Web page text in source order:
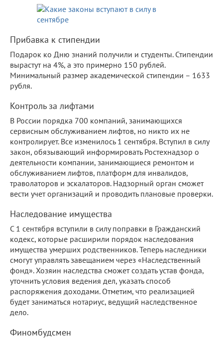
Прибавка к стипендии
Подарок ко Дню знаний получили и студенты. Стипендии
вырастут на 4%, а это примерно 150 рублей.
Минимальный размер академической стипендии – 1633
рубля.
Контроль за лифтами
В России порядка 700 компаний, занимающихся
сервисным обслуживанием лифтов, но никто их не
контролирует. Все изменилось 1 сентября. Вступил в силу
закон, обязывающий информировать Ростехнадзор о
деятельности компании, занимающиеся ремонтом и
обслуживанием лифтов, платформ для инвалидов,
траволаторов и эскалаторов. Надзорный орган сможет
вести учет организаций и проводить плановые проверки.
Наследование имущества
С 1 сентября вступили в силу поправки в Гражданский
кодекс, которые расширили порядок наследования
имущества умерших родственников. Теперь наследники
смогут управлять завещанием через «Наследственный
фонд». Хозяин наследства сможет создать устав фонда,
уточнить условия ведения дел, указать способ
распоряжения доходами. Отметим, что реализацией
будет заниматься нотариус, ведущий наследственное
дело.
Финомбудсмен